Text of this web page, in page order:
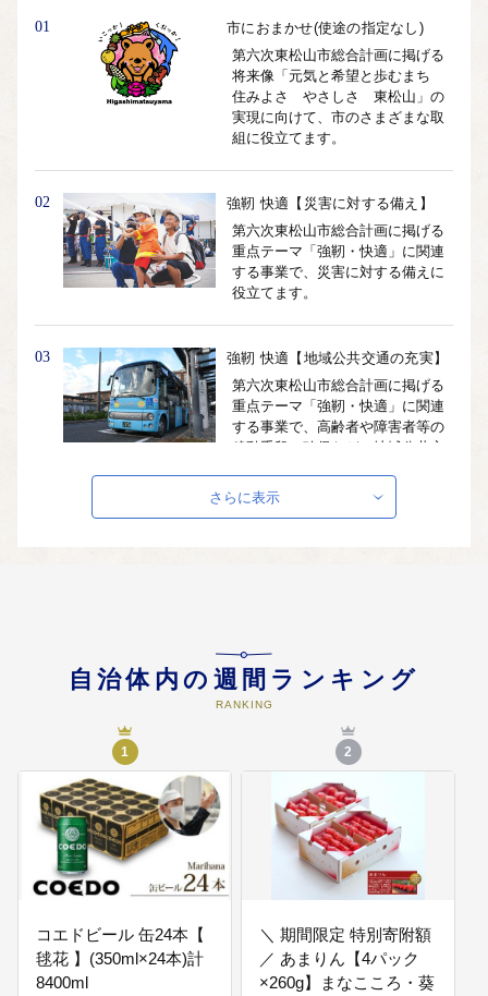
01
市におまかせ(使途の指定なし)
第六次東松山市総合計画に掲げる
将来像「元気と希望と歩むまち
住みよさ やさしさ 東松山」の
実現に向けて、市のさまざまな取
組に役立てます。
02
強靭 快適【災害に対する備え】
第六次東松山市総合計画に掲げる
重点テーマ「強靭・快適」に関連
する事業で、災害に対する備えに
役立てます。
03
強靭 快適【地域公共交通の充実】
第六次東松山市総合計画に掲げる
重点テーマ「強靭・快適」に関連
する事業で、高齢者や障害者等の
移動手段の確保など、地域公共交
賑わい 活力【農業振興】
第六次東松山市総合計画に掲げる
重点テーマ「賑わい・活力」に関
地消の推進に役立てます。
賑わい 活力【生活環境の向上】
第六次東松山市総合計画に掲げる
連する事業で、空き地対策やごみ
処理環境の整備、地域猫活動な
ど、市民の生活環境の向上に役立
さらに表示
自治体内の週間ランキング
RANKING
1
コエドビール 缶24本【
毬花 】(350ml×24本)計
8400ml
2
＼ 期間限定 特別寄附額
／ あまりん【4パック
×260g】まなこころ・葵